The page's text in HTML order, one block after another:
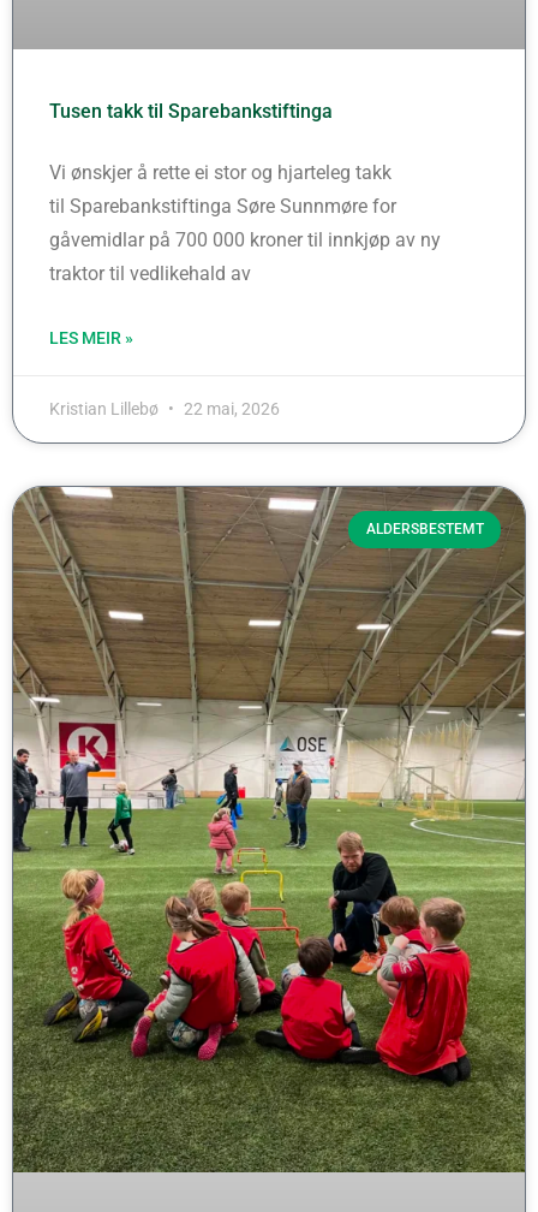
Tusen takk til Sparebankstiftinga
Vi ønskjer å rette ei stor og hjarteleg takk
til Sparebankstiftinga Søre Sunnmøre for
gåvemidlar på 700 000 kroner til innkjøp av ny
traktor til vedlikehald av
LES MEIR »
Kristian Lillebø 22 mai, 2026
ALDERSBESTEMT